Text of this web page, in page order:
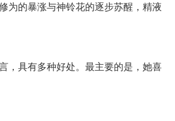
的暴涨与神铃花的逐步苏醒，精液
具有多种好处。最主要的是，她喜